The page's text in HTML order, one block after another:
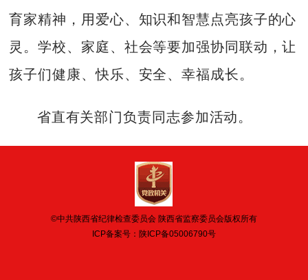
育家精神，用爱心、知识和智慧点亮孩子的心
灵。学校、家庭、社会等要加强协同联动，让
孩子们健康、快乐、安全、幸福成长。
省直有关部门负责同志参加活动。
©中共陕西省纪律检查委员会 陕西省监察委员会版权所有
ICP备案号： 陕ICP备05006790号